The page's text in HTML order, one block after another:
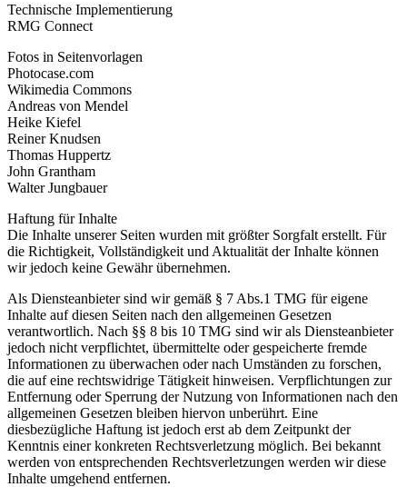
Technische Implementierung
RMG Connect
Fotos in Seitenvorlagen
Photocase.com
Wikimedia Commons
Andreas von Mendel
Heike Kiefel
Reiner Knudsen
Thomas Huppertz
John Grantham
Walter Jungbauer
Haftung für Inhalte
Die Inhalte unserer Seiten wurden mit größter Sorgfalt erstellt. Für
die Richtigkeit, Vollständigkeit und Aktualität der Inhalte können
wir jedoch keine Gewähr übernehmen.
Als Diensteanbieter sind wir gemäß § 7 Abs.1 TMG für eigene
Inhalte auf diesen Seiten nach den allgemeinen Gesetzen
verantwortlich. Nach §§ 8 bis 10 TMG sind wir als Diensteanbieter
jedoch nicht verpflichtet, übermittelte oder gespeicherte fremde
Informationen zu überwachen oder nach Umständen zu forschen,
die auf eine rechtswidrige Tätigkeit hinweisen. Verpflichtungen zur
Entfernung oder Sperrung der Nutzung von Informationen nach den
allgemeinen Gesetzen bleiben hiervon unberührt. Eine
diesbezügliche Haftung ist jedoch erst ab dem Zeitpunkt der
Kenntnis einer konkreten Rechtsverletzung möglich. Bei bekannt
werden von entsprechenden Rechtsverletzungen werden wir diese
Inhalte umgehend entfernen.